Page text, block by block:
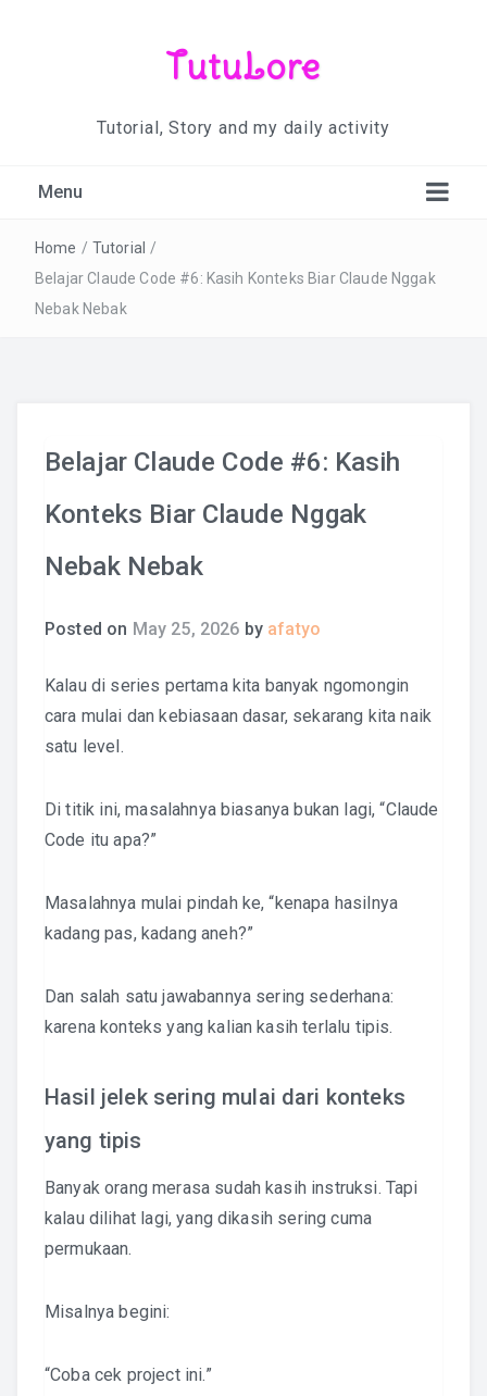
TutuLore
Tutorial, Story and my daily activity
Menu
Home / Tutorial /
Belajar Claude Code #6: Kasih Konteks Biar Claude Nggak
Nebak Nebak
Belajar Claude Code #6: Kasih
Konteks Biar Claude Nggak
Nebak Nebak
Posted on May 25, 2026 by afatyo
Kalau di series pertama kita banyak ngomongin
cara mulai dan kebiasaan dasar, sekarang kita naik
satu level.
Di titik ini, masalahnya biasanya bukan lagi, “Claude
Code itu apa?”
Masalahnya mulai pindah ke, “kenapa hasilnya
kadang pas, kadang aneh?”
Dan salah satu jawabannya sering sederhana:
karena konteks yang kalian kasih terlalu tipis.
Hasil jelek sering mulai dari konteks
yang tipis
Banyak orang merasa sudah kasih instruksi. Tapi
kalau dilihat lagi, yang dikasih sering cuma
permukaan.
Misalnya begini:
“Coba cek project ini.”